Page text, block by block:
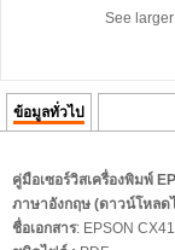
See
ข้อมูลทั่วไป
คู่มือเซอร์วิสเครื่องพิมพ์
ภาษาอังกฤษ (ดาวน์โหลด
ชื่อเอกสาร: EPSON